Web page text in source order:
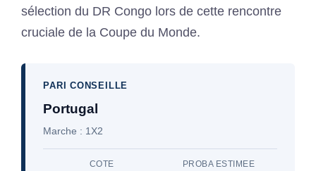
sélection du DR Congo lors de cette rencontre
cruciale de la Coupe du Monde.
PARI CONSEILLE
Portugal
Marche : 1X2
COTE PROBA ESTIMEE